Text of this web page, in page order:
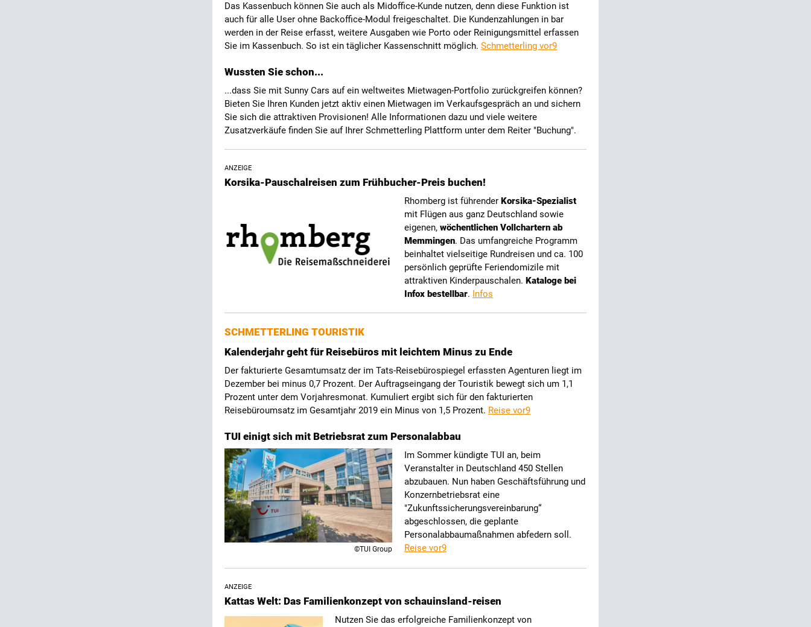
Das Kassenbuch können Sie auch als Midoffice-Kunde nutzen, denn diese Funktion ist
auch für alle User ohne Backoffice-Modul freigeschaltet. Die Kundenzahlungen in bar
werden in der Reise erfasst, weitere Ausgaben wie Porto oder Reinigungsmittel erfassen
Sie im Kassenbuch. So ist ein täglicher Kassenschnitt möglich. Schmetterling vor9
Wussten Sie schon...
...dass Sie mit Sunny Cars auf ein weltweites Mietwagen-Portfolio zurückgreifen können?
Bieten Sie Ihren Kunden jetzt aktiv einen Mietwagen im Verkaufsgespräch an und sichern
Sie sich die attraktiven Provisionen! Alle Informationen dazu und viele weitere
Zusatzverkäufe finden Sie auf Ihrer Schmetterling Plattform unter dem Reiter "Buchung".
ANZEIGE
Korsika-Pauschalreisen zum Frühbucher-Preis buchen!
Rhomberg ist führender Korsika-Spezialist
mit Flügen aus ganz Deutschland sowie
eigenen, wöchentlichen Vollchartern ab
Memmingen. Das umfangreiche Programm
beinhaltet vielseitige Rundreisen und ca. 100
persönlich geprüfte Feriendomizile mit
attraktiven Kinderpauschalen. Kataloge bei
Infox bestellbar. Infos
SCHMETTERLING TOURISTIK
Kalenderjahr geht für Reisebüros mit leichtem Minus zu Ende
Der fakturierte Gesamtumsatz der im Tats-Reisebürospiegel erfassten Agenturen liegt im
Dezember bei minus 0,7 Prozent. Der Auftragseingang der Touristik bewegt sich um 1,1
Prozent unter dem Vorjahresmonat. Kumuliert ergibt sich für den fakturierten
Reisebüroumsatz im Gesamtjahr 2019 ein Minus von 1,5 Prozent. Reise vor9
TUI einigt sich mit Betriebsrat zum Personalabbau
©TUI Group
Im Sommer kündigte TUI an, beim
Veranstalter in Deutschland 450 Stellen
abzubauen. Nun haben Geschäftsführung und
Konzernbetriebsrat eine
"Zukunftssicherungsvereinbarung“
abgeschlossen, die geplante
Personalabbaumaßnahmen abfedern soll.
Reise vor9
ANZEIGE
Kattas Welt: Das Familienkonzept von schauinsland-reisen
Nutzen Sie das erfolgreiche Familienkonzept von